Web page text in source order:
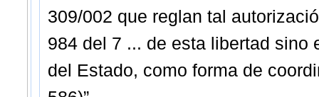
309/002 que reglan tal
984 del 7 ... de esta libertad sino
del Estado, como forma de